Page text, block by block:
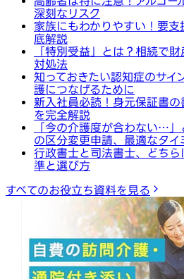
深刻なリスク
家族にもわかりやすい！要
底解説
「特別受益」とは？相続で
対処法
知っておきたい認知症のサイ
護につなげるために
新入社員必読！身元保証書
を完全解説
「今の介護度が合わない…
の区分変更申請、最適なタイ
行政書士と司法書士、どち
準と選び方
すべてのお役立ち資料を見る